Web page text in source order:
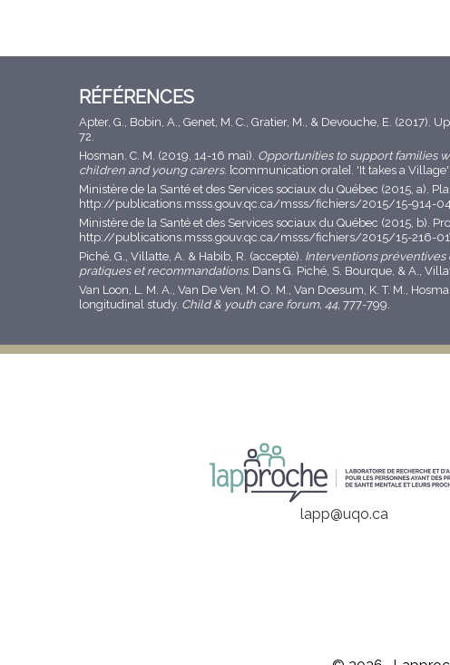
RÉFÉRENCES
Apter, G., Bobin, A., Genet, M. C., Gratier, M., & Devouche, E.
72.
Hosman. C. M. (2019, 14-16 mai). Opportunities to support families
children and young carers. [communication orale]. 'It takes a
Ministère de la Santé et des Services sociaux du Québec (2015, a).
http://publications.msss.gouv.qc.ca/msss/fichiers/2015/15-914-
Ministère de la Santé et des Services sociaux du Québec (2015, b).
http://publications.msss.gouv.qc.ca/msss/fichiers/2015/15-216-
Piché, G., Villatte, A. & Habib, R. (accepté). Interventions préventives
pratiques et recommandations. Dans G. Piché, S. Bourque, & A.,
Van Loon, L. M. A., Van De Ven, M. O. M., Van Doesum, K. T. M.,
longitudinal study. Child & youth care forum, 44, 777-799.
lapp@uqo.ca